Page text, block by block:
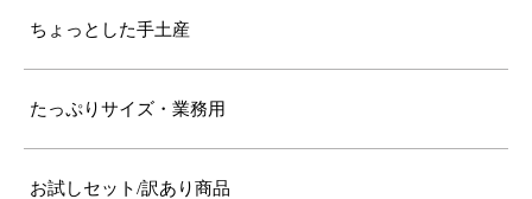
ちょっとした手土産
たっぷりサイズ・業務用
お試しセット/訳あり商品